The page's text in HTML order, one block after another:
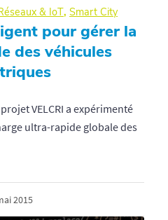
& IoT, Smart City
pour gérer la
des véhicules
VELCRI a expérimenté
ultra-rapide globale des
2015